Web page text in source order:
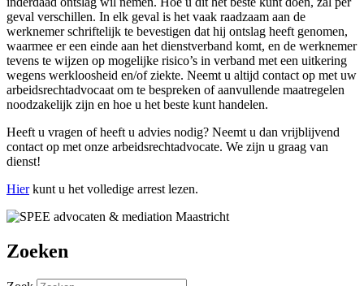
geval verschillen. In elk geval is het vaak raadzaam aan de
werknemer schriftelijk te bevestigen dat hij ontslag heeft genomen,
waarmee er een einde aan het dienstverband komt, en de werknemer
tevens te wijzen op mogelijke risico’s in verband met een uitkering
wegens werkloosheid en/of ziekte. Neemt u altijd contact op met uw
arbeidsrechtadvocaat om te bespreken of aanvullende maatregelen
noodzakelijk zijn en hoe u het beste kunt handelen.
Heeft u vragen of heeft u advies nodig? Neemt u dan vrijblijvend
contact op met onze arbeidsrechtadvocate. We zijn u graag van
dienst!
Hierkunt u het volledige arrest lezen.
Zoeken